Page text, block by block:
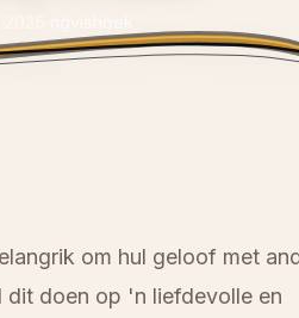
om hul geloof met
dit doen op 'n liefdevolle en